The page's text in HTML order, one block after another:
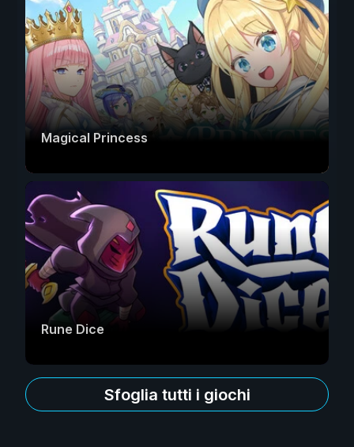
Magical Princess
Rune Dice
Sfoglia tutti i giochi